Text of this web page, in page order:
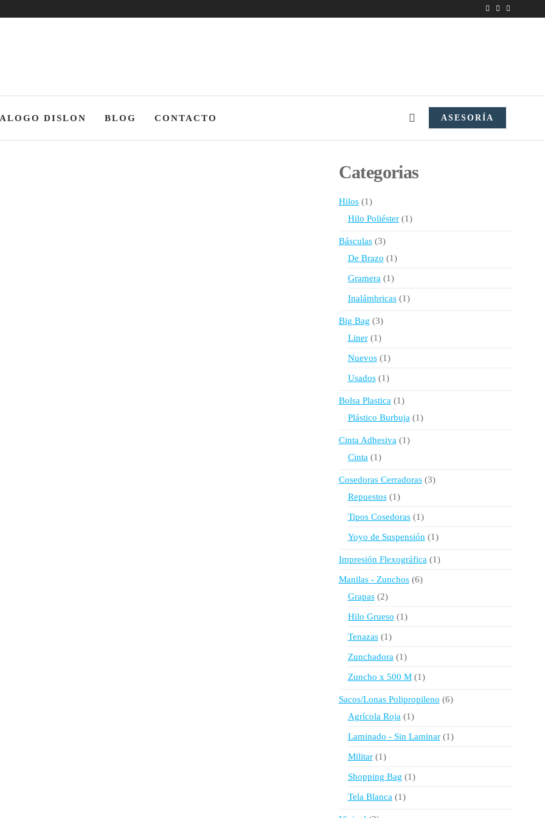
DISLON BLOG CONTACTO ASESORÍA
Categorias
Hilos 11
producto
Hilo Poliéster 11
Básculas 33
productos
De Brazo 11
Gramera 11
Inalámbricas 11
Big Bag 33
productos
Liner 11
Nuevos 11
Usados 11
Bolsa Plastica 11
producto
Plástico Burbuja 11
Cinta Adhesiva 11
Cinta 11
Cosedoras Cerradoras 33
Repuestos 11
Tipos Cosedoras 11
Yoyo de Suspensión 11
Impresión Flexográfica 11
Manilas - Zunchos 66
Grapas 22
Hilo Grueso 11
Tenazas 11
Zunchadora 11
Zuncho x 500 M 11
Sacos/Lonas Polipropileno 66
Agrícola Roja 11
Laminado - Sin Laminar 11
Militar 11
Shopping Bag 11
Tela Blanca 11